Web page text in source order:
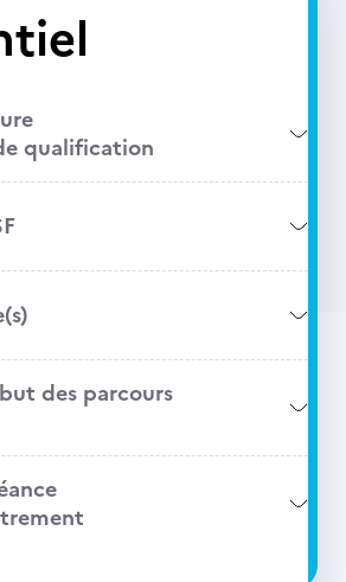
qualification
des parcours